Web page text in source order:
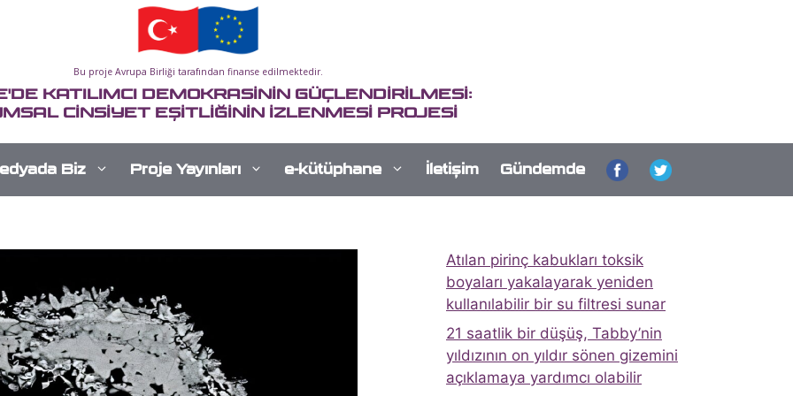
Bu proje Avrupa Birliği tarafından finanse edilmektedir.
KATILIMCI DEMOKRASİNİN GÜÇLENDİRİLMESİ:
CİNSİYET EŞİTLİĞİNİN İZLENMESİ PROJESİ
Biz Proje Yayınları e-kütüphane İletişim Gündemde
Atılan pirinç kabukları toksik
boyaları yakalayarak yeniden
kullanılabilir bir su filtresi sunar
21 saatlik bir düşüş, Tabby’nin
yıldızının on yıldır sönen gizemini
açıklamaya yardımcı olabilir